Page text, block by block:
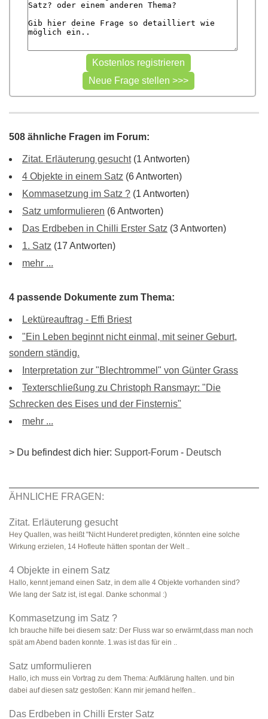
508 ähnliche Fragen im Forum:
Zitat. Erläuterung gesucht(1 Antworten)
4 Objekte in einem Satz (6 Antworten)
Kommasetzung im Satz ? (1 Antworten)
Satz umformulieren (6 Antworten)
Das Erdbeben in Chilli Erster Satz (3 Antworten)
1. Satz (17 Antworten)
mehr ...
4 passende Dokumente zum Thema:
Lektüreauftrag - Effi Briest
"Ein Leben beginnt nicht einmal, mit seiner Geburt,
sondern ständig.
Interpretation zur "Blechtrommel" von Günter Grass
Texterschließung zu Christoph Ransmayr: "Die
Schrecken des Eises und der Finsternis"
mehr ...
> Du befindest dich hier: Support-Forum - Deutsch
ÄHNLICHE FRAGEN:
Zitat. Erläuterung gesucht
Hey Quallen, was heißt "Nicht Hunderet predigten, könnten eine solche
Wirkung erzielen, 14 Hofleute hätten spontan der Welt ..
4 Objekte in einem Satz
Hallo, kennt jemand einen Satz, in dem alle 4 Objekte vorhanden sind?
Wie lang der Satz ist, ist egal. Danke schonmal :)
Kommasetzung im Satz ?
Ich brauche hilfe bei diesem satz: Der Fluss war so erwärmt,dass man noch
spät am Abend baden konnte. 1.was ist das für ein ..
Satz umformulieren
Hallo, ich muss ein Vortrag zu dem Thema: Aufklärung halten. und bin
dabei auf diesen satz gestoßen: Kann mir jemand helfen..
Das Erdbeben in Chilli Erster Satz